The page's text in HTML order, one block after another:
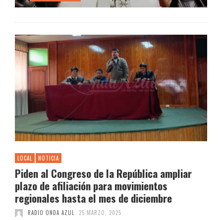
LOCAL NOTICIA
Piden al Congreso de la República ampliar
plazo de afiliación para movimientos
regionales hasta el mes de diciembre
RADIO ONDA AZUL 25 MARZO, 2025